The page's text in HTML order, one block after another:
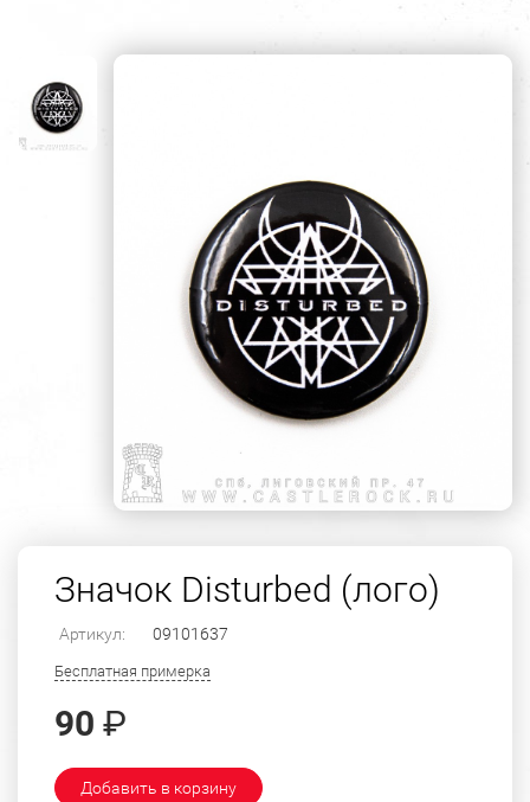
Значок Disturbed (лого)
Артикул: 09101637
Бесплатная примерка
90 ₽
Добавить в корзину